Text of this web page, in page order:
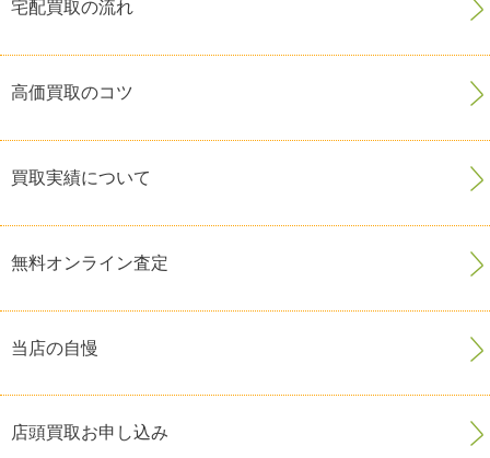
宅配買取の流れ
高価買取のコツ
買取実績について
無料オンライン査定
当店の自慢
店頭買取お申し込み